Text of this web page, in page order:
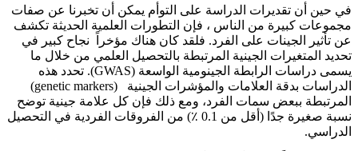
في حين أن تقديرات الدراسة على التوأم يمكن أن تخبرنا عن صفات
مجموعات كبيرة من الناس ، فإن التطورات العلمية الحديثة تكشف
عن تأثير الجينات على الفرد. فلقد كان هناك مؤخراً نجاح كبير في
تحديد المتغيرات الجينية المرتبطة بالتحصيل العلمي من خلال ما
يسمى دراسات الرابطة الجينومية الواسعة (GWAS). تحدد هذه
الدراسات بدقة العلامات والمؤشرات الجينية (genetic markers)
المرتبطة ببعض سمات الفرد، ومع ذلك فإن كل علامة جينية توضح
نسبة صغيرة جدًا (أقل من 0.1 ٪) من الفروقات الفردية في التحصيل
الدراسي.